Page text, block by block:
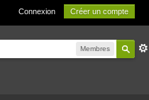
Connexion Créer un compte
Membres